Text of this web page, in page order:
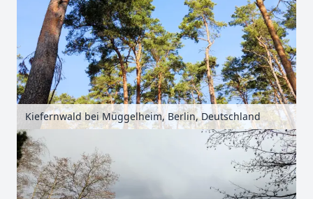
Kiefernwald bei Müggelheim, Berlin, Deutschland